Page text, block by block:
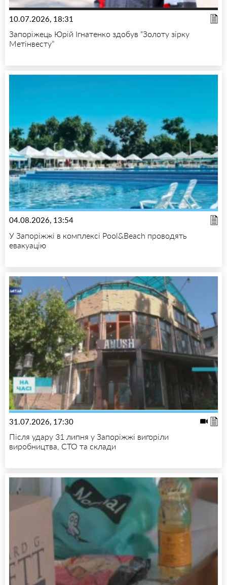
10.07.2026, 18:31
Запоріжець Юрій Ігнатенко здобув “Золоту зірку
Метінвесту”
04.08.2026, 13:54
У Запоріжжі в комплексі Pool&Beach проводять
евакуацію
31.07.2026, 17:30
Після удару 31 липня у Запоріжжі вигоріли
виробництва, СТО та склади